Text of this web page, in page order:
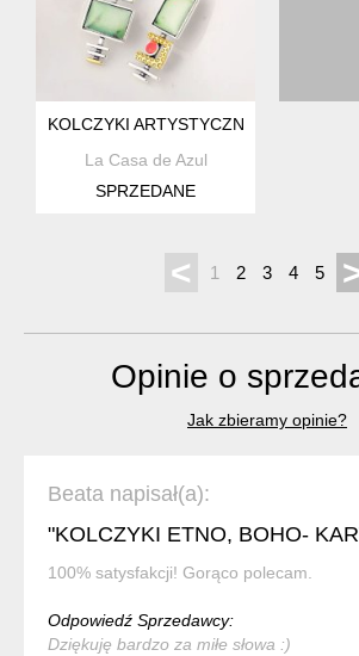
KOLCZYKI ARTYSTYCZNE,
La Casa de Azul
SPRZEDANE
< 1 2 3 4 5
Opinie o
Jak zbieramy opinie?
Beata napisał(a):
"KOLCZYKI ETNO, BOHO-
100% satysfakcji! Gorąco polecam.
Odpowiedź Sprzedawcy:
Dziękuję bardzo za miłe słowa :)